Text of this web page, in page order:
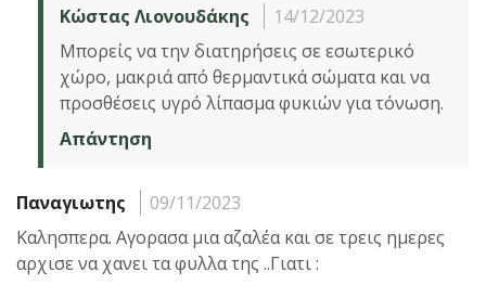
Κώστας Λιονουδάκης
14/12/2023
Μπορείς να την διατηρήσεις σε εσωτερικό
χώρο, μακριά από θερμαντικά σώματα και να
προσθέσεις υγρό λίπασμα φυκιών για τόνωση.
Απάντηση
Παναγιωτης
09/11/2023
Καλησπερα. Αγορασα μια αζαλέα και σε τρεις ημερες
αρχισε να χανει τα φυλλα της ..Γιατι :